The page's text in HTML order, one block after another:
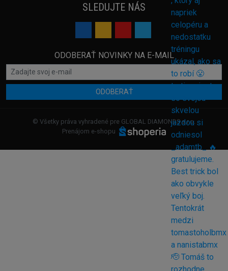
SLEDUJTE NÁS
ODOBERAŤ NOVINKY NA E-MAIL
ODOBERAŤ
© Všetky práva vyhradené pre GLOBAL DIAMONDS s.r.o.
Prenájom e-shopu